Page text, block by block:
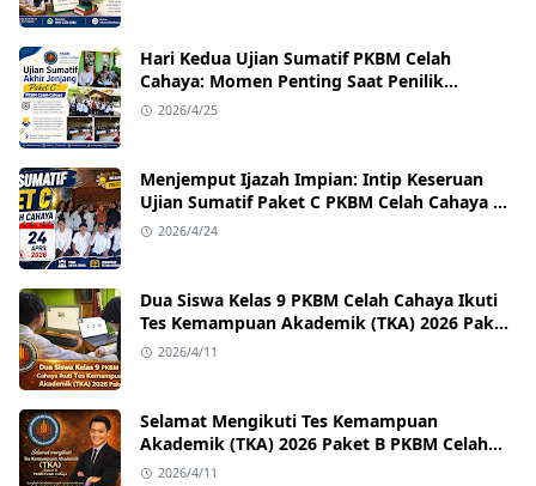
Hari Kedua Ujian Sumatif PKBM Celah
Cahaya: Momen Penting Saat Penilik
Kecamatan Singajaya Turun Langsung!
2026/4/25
Menjemput Ijazah Impian: Intip Keseruan
Ujian Sumatif Paket C PKBM Celah Cahaya di
Sukawangi!
2026/4/24
Dua Siswa Kelas 9 PKBM Celah Cahaya Ikuti
Tes Kemampuan Akademik (TKA) 2026 Paket
B 2026/4/11
Selamat Mengikuti Tes Kemampuan
Akademik (TKA) 2026 Paket B PKBM Celah
Cahaya
2026/4/11